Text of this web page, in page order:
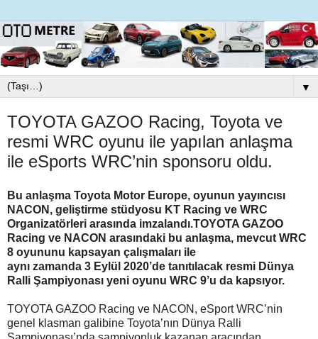
▼
TOYOTA GAZOO Racing, Toyota ve
resmi WRC oyunu ile yapılan anlaşma
ile eSports WRC’nin sponsoru oldu.
Bu anlaşma Toyota Motor Europe, oyunun yayıncısı
NACON, geliştirme stüdyosu KT Racing ve WRC
Organizatörleri arasında imzalandı.TOYOTA GAZOO
Racing ve NACON arasındaki bu anlaşma, mevcut WRC
8 oyununu kapsayan çalışmaları ile
aynı zamanda 3 Eylül 2020’de tanıtılacak resmi Dünya
Ralli Şampiyonası yeni oyunu WRC 9’u da kapsıyor.
TOYOTA GAZOO Racing ve NACON, eSport WRC’nin
genel klasman galibine Toyota’nın Dünya Ralli